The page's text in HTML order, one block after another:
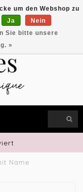
EUR
Name
um den Webshop zu
Ja
Nein
Sie bitte unsere
»